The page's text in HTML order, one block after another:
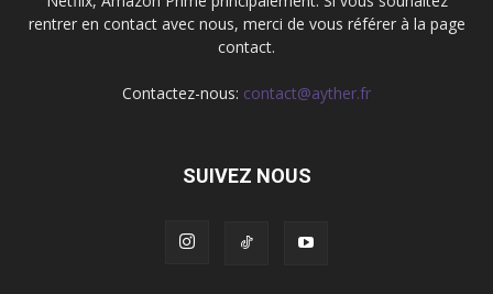
rentrer en contact avec nous, merci de vous référer à la page
contact.
Contactez-nous: contact@ayther.fr
SUIVEZ NOUS